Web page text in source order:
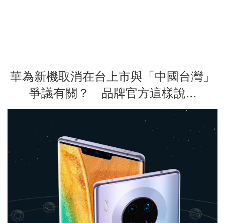
華為新機取消在台上市與「中國台灣」
爭議有關？ 品牌官方這樣說...